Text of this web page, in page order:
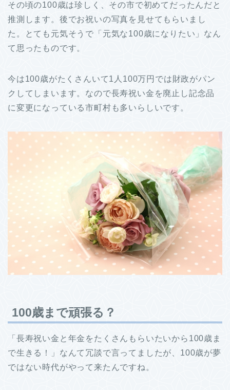
その頃の100歳は珍しく、その市で初めてだったんだと
推測します。後でお祝いの写真を見せてもらいまし
た。とても元気そうで「元気な100歳になりたい」なん
て思ったものです。
今は100歳がたくさんいて1人100万円では財政がパン
クしてしまいます。なので長寿祝い金を廃止し記念品
に変更になっている市町村も多いらしいです。
100歳まで頑張る？
「長寿祝い金と年金をたくさんもらいたいから100歳ま
で生きる！」なんて冗談で言ってましたが、100歳が夢
ではない時代がやって来たんですね。